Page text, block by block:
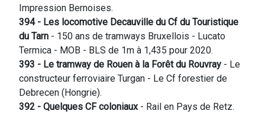
Impression Bernoises.
394 - Les locomotive Decauville du Cf du Touristique
du Tarn - 150 ans de tramways Bruxellois - Lucato
Termica - MOB - BLS de 1m à 1,435 pour 2020.
393 - Le tramway de Rouen à la Forêt du Rouvray - Le
constructeur ferroviaire Turgan - Le Cf forestier de
Debrecen (Hongrie).
392 - Quelques CF coloniaux - Rail en Pays de Retz.